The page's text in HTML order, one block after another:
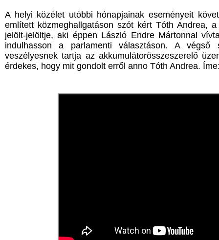
A helyi közélet utóbbi hónapjainak eseményeit
említett közmeghallgatáson szót kért Tóth Andrea,
jelölt-jelöltje, aki éppen László Endre Mártonnal
indulhasson a parlamenti választáson. A
veszélyesnek tartja az akkumulátorösszeszerelő
érdekes, hogy mit gondolt erről anno Tóth Andrea.